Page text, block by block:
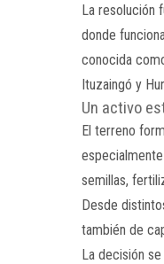
La resolución
donde
conocida
Ituzaingó y
Un activo
El terreno
semillas,
Desde
también de
La decisión